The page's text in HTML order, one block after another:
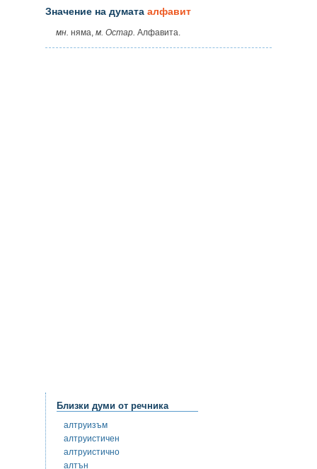
Значение на думата алфавит
мн. няма, м. Остар. Алфавита.
Близки думи от речника
алтруизъм
алтруистичен
алтруистично
алтън